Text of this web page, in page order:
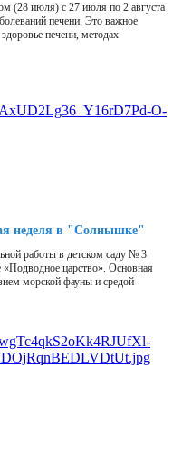
(28 июля) с 27 июля по 2 августа
печени. Это важное
печени, методах
неделя в "Солнышке"
работы в детском саду № 3
царство». Основная
морской фауны и средой